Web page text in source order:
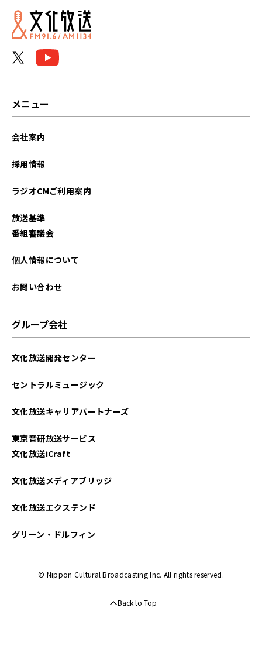
2026年06月
2025年09月
2025年06月
2025年01月
2024年12月
2024年11月
メニュー
会社案内
採用情報
ラジオCMご利用案内
放送基準
番組審議会
個人情報について
お問い合わせ
グループ会社
文化放送開発センター
セントラルミュージック
文化放送キャリアパートナーズ
東京音研放送サービス
文化放送iCraft
文化放送メディアブリッジ
文化放送エクステンド
グリーン・ドルフィン
© Nippon Cultural Broadcasting Inc. All rights reserved.
Back to Top